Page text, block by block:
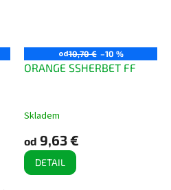
od10,70 € –10 %
ORANGE SSHERBET FF
Skladem
od 9,63 €
DETAIL